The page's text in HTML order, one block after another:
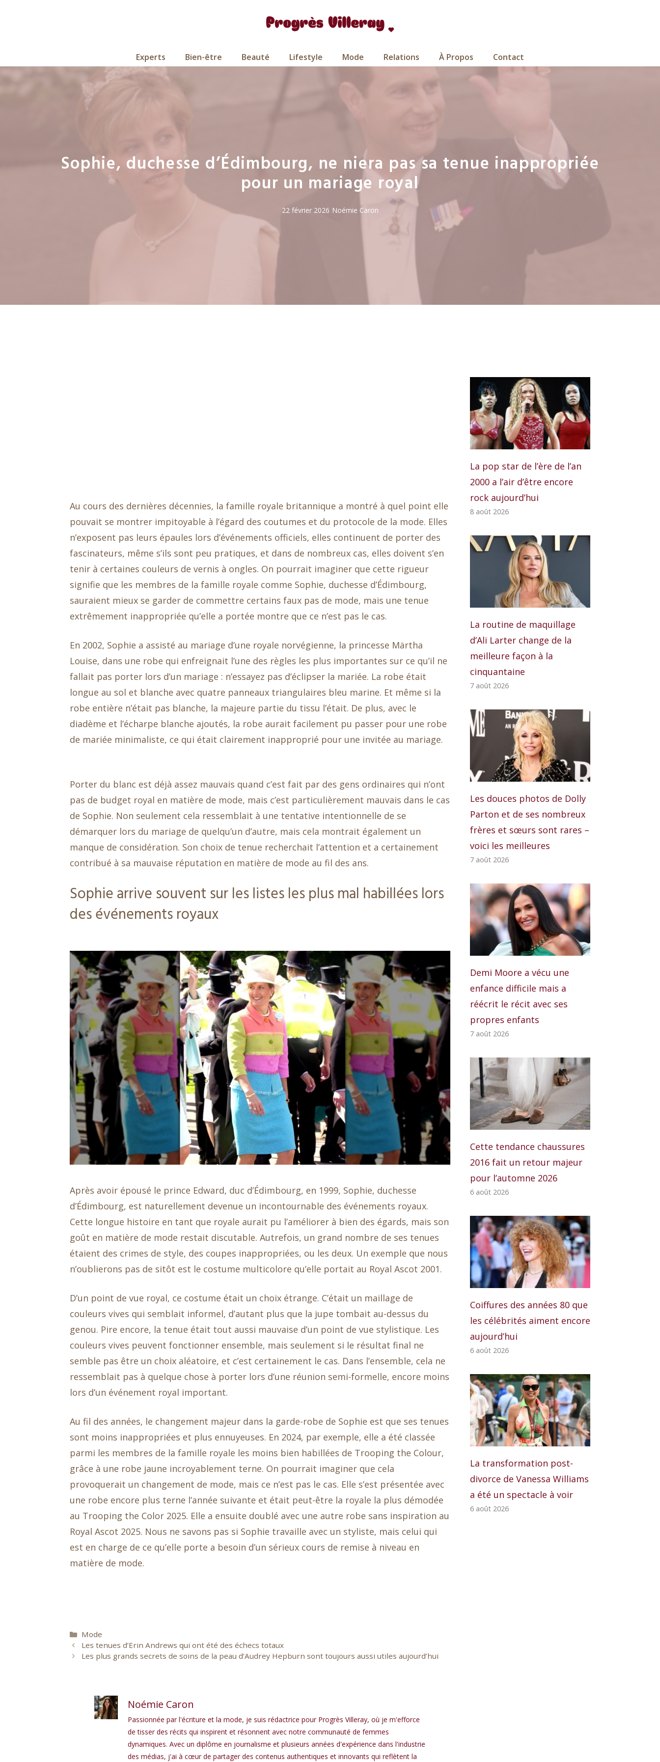
Experts Bien-être Beauté Lifestyle Mode Relations À Propos Contact
Sophie, duchesse d’Édimbourg, ne niera pas sa tenue inappropriée
pour un mariage royal
22 février 2026 Noémie Caron
Au cours des dernières décennies, la famille royale britannique a montré à quel point elle
pouvait se montrer impitoyable à l’égard des coutumes et du protocole de la mode. Elles
n’exposent pas leurs épaules lors d’événements officiels, elles continuent de porter des
fascinateurs, même s’ils sont peu pratiques, et dans de nombreux cas, elles doivent s’en
tenir à certaines couleurs de vernis à ongles. On pourrait imaginer que cette rigueur
signifie que les membres de la famille royale comme Sophie, duchesse d’Édimbourg,
sauraient mieux se garder de commettre certains faux pas de mode, mais une tenue
extrêmement inappropriée qu’elle a portée montre que ce n’est pas le cas.
En 2002, Sophie a assisté au mariage d’une royale norvégienne, la princesse Märtha
Louise, dans une robe qui enfreignait l’une des règles les plus importantes sur ce qu’il ne
fallait pas porter lors d’un mariage : n’essayez pas d’éclipser la mariée. La robe était
longue au sol et blanche avec quatre panneaux triangulaires bleu marine. Et même si la
robe entière n’était pas blanche, la majeure partie du tissu l’était. De plus, avec le
diadème et l’écharpe blanche ajoutés, la robe aurait facilement pu passer pour une robe
de mariée minimaliste, ce qui était clairement inapproprié pour une invitée au mariage.
Porter du blanc est déjà assez mauvais quand c’est fait par des gens ordinaires qui n’ont
pas de budget royal en matière de mode, mais c’est particulièrement mauvais dans le cas
de Sophie. Non seulement cela ressemblait à une tentative intentionnelle de se
démarquer lors du mariage de quelqu’un d’autre, mais cela montrait également un
manque de considération. Son choix de tenue recherchait l’attention et a certainement
contribué à sa mauvaise réputation en matière de mode au fil des ans.
Sophie arrive souvent sur les listes les plus mal habillées lors
des événements royaux
Après avoir épousé le prince Edward, duc d’Édimbourg, en 1999, Sophie, duchesse
d’Édimbourg, est naturellement devenue un incontournable des événements royaux.
Cette longue histoire en tant que royale aurait pu l’améliorer à bien des égards, mais son
goût en matière de mode restait discutable. Autrefois, un grand nombre de ses tenues
étaient des crimes de style, des coupes inappropriées, ou les deux. Un exemple que nous
n’oublierons pas de sitôt est le costume multicolore qu’elle portait au Royal Ascot 2001.
D’un point de vue royal, ce costume était un choix étrange. C’était un maillage de
couleurs vives qui semblait informel, d’autant plus que la jupe tombait au-dessus du
genou. Pire encore, la tenue était tout aussi mauvaise d’un point de vue stylistique. Les
couleurs vives peuvent fonctionner ensemble, mais seulement si le résultat final ne
semble pas être un choix aléatoire, et c’est certainement le cas. Dans l’ensemble, cela ne
ressemblait pas à quelque chose à porter lors d’une réunion semi-formelle, encore moins
lors d’un événement royal important.
Au fil des années, le changement majeur dans la garde-robe de Sophie est que ses tenues
sont moins inappropriées et plus ennuyeuses. En 2024, par exemple, elle a été classée
parmi les membres de la famille royale les moins bien habillées de Trooping the Colour,
grâce à une robe jaune incroyablement terne. On pourrait imaginer que cela
provoquerait un changement de mode, mais ce n’est pas le cas. Elle s’est présentée avec
une robe encore plus terne l’année suivante et était peut-être la royale la plus démodée
au Trooping the Color 2025. Elle a ensuite doublé avec une autre robe sans inspiration au
Royal Ascot 2025. Nous ne savons pas si Sophie travaille avec un styliste, mais celui qui
est en charge de ce qu’elle porte a besoin d’un sérieux cours de remise à niveau en
matière de mode.
Catégories
Mode
Les tenues d’Erin Andrews qui ont été des échecs totaux
Les plus grands secrets de soins de la peau d’Audrey Hepburn sont toujours aussi utiles aujourd’hui
Noémie Caron
Passionnée par l'écriture et la mode, je suis rédactrice pour Progrès Villeray, où je m'efforce
de tisser des récits qui inspirent et résonnent avec notre communauté de femmes
dynamiques. Avec un diplôme en journalisme et plusieurs années d'expérience dans l'industrie
des médias, j'ai à cœur de partager des contenus authentiques et innovants qui reflètent la
La pop star de l’ère de l’an
2000 a l’air d’être encore
rock aujourd’hui
8 août 2026
La routine de maquillage
d’Ali Larter change de la
meilleure façon à la
cinquantaine
7 août 2026
Les douces photos de Dolly
Parton et de ses nombreux
frères et sœurs sont rares –
voici les meilleures
7 août 2026
Demi Moore a vécu une
enfance difficile mais a
réécrit le récit avec ses
propres enfants
7 août 2026
Cette tendance chaussures
2016 fait un retour majeur
pour l’automne 2026
6 août 2026
Coiffures des années 80 que
les célébrités aiment encore
aujourd’hui
6 août 2026
La transformation post-
divorce de Vanessa Williams
a été un spectacle à voir
6 août 2026